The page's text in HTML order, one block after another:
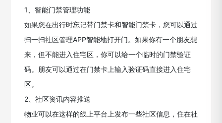
1、智能门禁管理功能
如果您在出行时忘记带门禁卡和智能门禁卡，您可以通过
扫一扫社区管理APP智能地打开门。如果你有一个朋友想
来，但不能进入住宅区，你可以给一个临时的门禁验证
码。朋友可以通过在门禁卡上输入验证码直接进入住宅
区。
2、社区资讯内容推送
物业可以在这样的线上平台上发布一些社区信息，住在社